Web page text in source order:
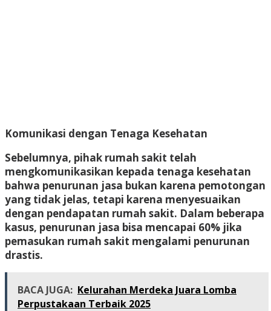
Komunikasi dengan Tenaga Kesehatan
Sebelumnya, pihak rumah sakit telah
mengkomunikasikan kepada tenaga kesehatan
bahwa penurunan jasa bukan karena pemotongan
yang tidak jelas, tetapi karena menyesuaikan
dengan pendapatan rumah sakit. Dalam beberapa
kasus, penurunan jasa bisa mencapai 60% jika
pemasukan rumah sakit mengalami penurunan
drastis.
BACA JUGA: Kelurahan Merdeka Juara Lomba
Perpustakaan Terbaik 2025